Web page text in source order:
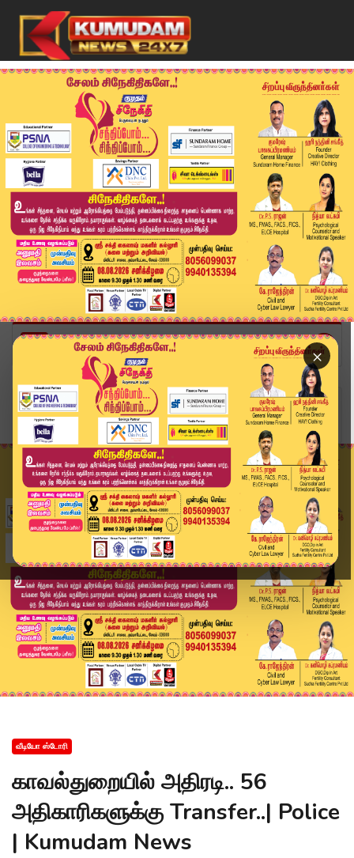
×
Home
வீடியோ ஸ்டோரி
காவல்துறையில் அதிரடி.. 56 அதிகாரிகளுக்கு Transf...
வீடியோ ஸ்டோரி
காவல்துறையில் அதிரடி.. 56
அதிகாரிகளுக்கு Transfer..| Police
| Kumudam News